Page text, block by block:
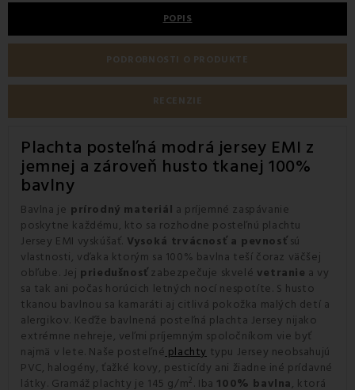
POPIS
PODROBNOSTI O PRODUKTE
RECENZIE
Plachta posteľná modrá jersey EMI z
jemnej a zároveň husto tkanej 100%
bavlny
Bavlna je prírodný materiál a príjemné zaspávanie
poskytne každému, kto sa rozhodne posteľnú plachtu
Jersey EMI vyskúšať. Vysoká trvácnosť a pevnosťsú
vlastnosti, vďaka ktorým sa 100% bavlna teší čoraz väčšej
obľube. Jej priedušnosťzabezpečuje skvelé vetranie a vy
sa tak ani počas horúcich letných nocí nespotíte. S husto
tkanou bavlnou sa kamaráti aj citlivá pokožka malých detí a
alergikov. Keďže bavlnená posteľná plachta Jersey nijako
extrémne nehreje, veľmi príjemným spoločníkom vie byť
najmä v lete. Naše posteľné plachty typu Jersey neobsahujú
PVC, halogény, ťažké kovy, pesticídy ani žiadne iné prídavné
látky. Gramáž plachty je 145 g/m2 . Iba 100% bavlna, ktorá